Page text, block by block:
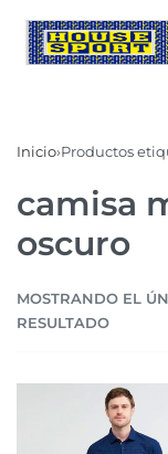
Inicio›Productos
camisa
oscuro
MOSTRANDO EL
RESULTADO